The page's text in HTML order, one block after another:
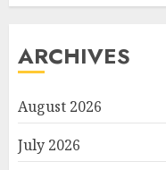
ARCHIVES
August 2026
July 2026